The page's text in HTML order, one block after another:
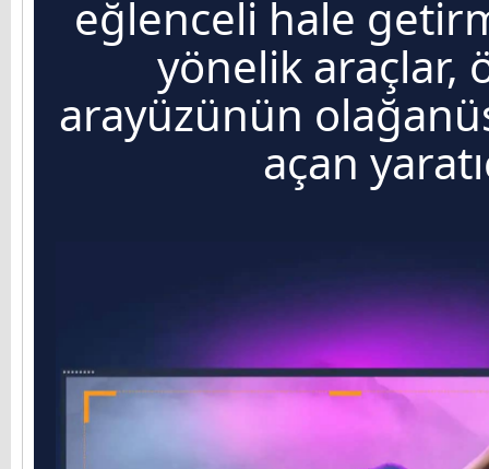
eğlenceli hale
yönelik araçlar,
arayüzünün
açan